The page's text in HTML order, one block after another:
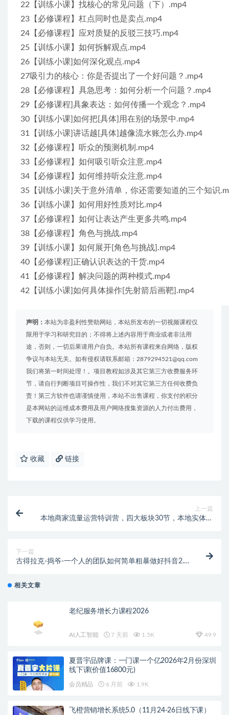
22【训练小课】找核心的常见问题（下）.mp4
23【必修课程】杠点同时也是卖点.mp4
24【必修课程】应对质疑的反驳三技巧.mp4
25【训练小课】如何拆解观点.mp4
26【训练小课]如何深化观点.mp4
27吸引力的核心：你是否提出了一个好问题？.mp4
28【必修课程】具急思考：如何分析一个问题？.mp4
29【必修课程]具象表达：如何传播一个观念？.mp4
30【训练小课]如何把[具体]用在别的场景中.mp4
31【训练小课]讲话越[具体]越像流水账怎么办.mp4
32【必修课程】听众的预测机制.mp4
33【必修课程】如何吸引听众注意.mp4
34【必修课程】如何维持听众注意.mp4
35【训练小课]关于意外清单，你还需要知道的三个知识
36【训练小课】如何用好性质对比.mp4
37【必修课程】如何让表达产生更多共鸣.mp4
38【必修课程】角色与挑战.mp4
39【训练小课】如何展开[角色与挑战].mp4
40【必修课程]正确认识表达的干货.mp4
41【必修课程】解决问题的两种模式.mp4
42【训练小课]如何具体操作[先射箭后画靶].mp4
声明： 本站为非盈利性赞助网站，本站所发布的一切视频课程仅
限用于学习和研究目的；不得将上述内容用于商业或者非法用
途，否则，一切后果请用户自负。本站所有课程来自网络，版权
争议与本站无关。如有侵权请联系邮箱：2879294521@qq.com
我们将第一时间处理！。项目教程如涉及其它第三方收费服务环
节，请自行判断项目可操作性，我们不对其它第三方任何收费负
责！第三方软件也请谨慎使用，本站不出售课程，你支付的积分
是本网站的运维成本费用及用户网络搜集资源的人力付出费用，
下载的课程仅供学习使用。
收藏 链接
上一篇
本地商家流量运营特训营，四大板块30节，本地实体商
下一篇
古得拉克-捣爷-一个人的团队如何简单粗暴做好抖音2.0
相关文章
老纪服务增长力课程2026
AI人工智能 7 天前 1.5K 49.9
夏晋宇品牌课：一门课一个亿2026年2月份深圳
线下课(价值16800元)
会员精品 6 月前 1.9K
飞橙营销增长系统5.0（11月24-26日线下课）